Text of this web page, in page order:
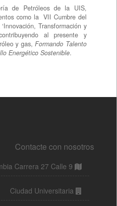
Contacte con nosotros
Carrera 27 Calle 9
Ciudad Universitaria